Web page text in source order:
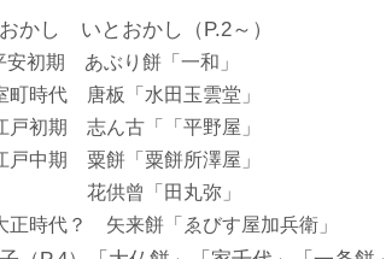
し いとおかし（P.2～）
安初期 あぶり餅「一和」
板「水田玉雲堂」
ん古「「平野屋」
餅「粟餅所澤屋」
田丸弥」
矢来餅「ゑびす屋加兵衛」